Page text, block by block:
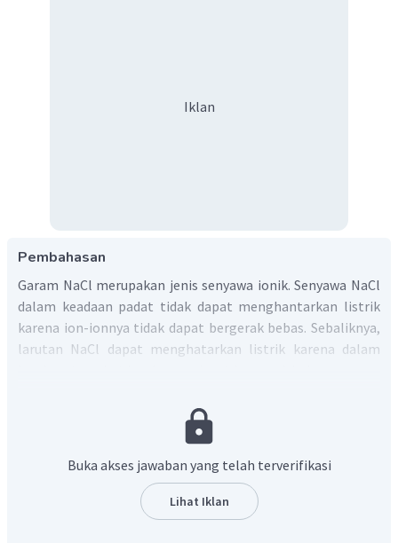
Iklan
Pembahasan
Garam NaCl merupakan jenis senyawa ionik. Senyawa NaCl
dalam keadaan padat tidak dapat menghantarkan listrik
karena ion-ionnya tidak dapat bergerak bebas. Sebaliknya,
larutan NaCl dapat menghatarkan listrik karena dalam
karena tidak ada ion-ion yang terurai.
Buka akses jawaban yang telah terverifikasi
Lihat Iklan